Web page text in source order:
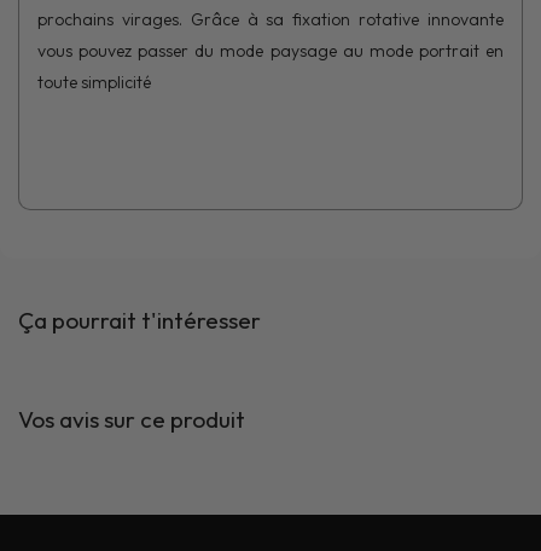
prochains virages. Grâce à sa fixation rotative innovante
vous pouvez passer du mode paysage au mode portrait en
toute simplicité
Ça pourrait t'intéresser
Vos avis sur ce produit